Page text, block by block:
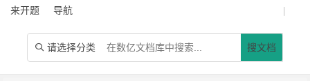
来开题 导航 |
 请选择分类 搜文档